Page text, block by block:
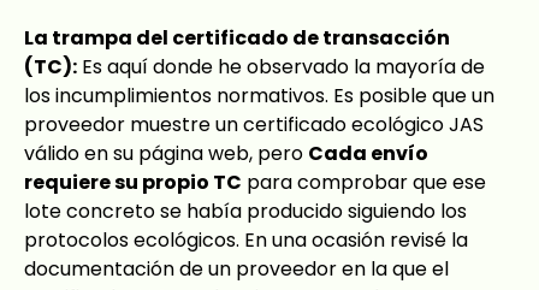
La trampa del certificado de transacción
(TC): Es aquí donde he observado la mayoría de
los incumplimientos normativos. Es posible que un
proveedor muestre un certificado ecológico JAS
válido en su página web, pero Cada envío
requiere su propio TC para comprobar que ese
lote concreto se había producido siguiendo los
protocolos ecológicos. En una ocasión revisé la
documentación de un proveedor en la que el